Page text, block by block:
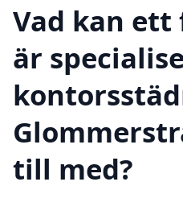
Vad kan ett
är
till med?